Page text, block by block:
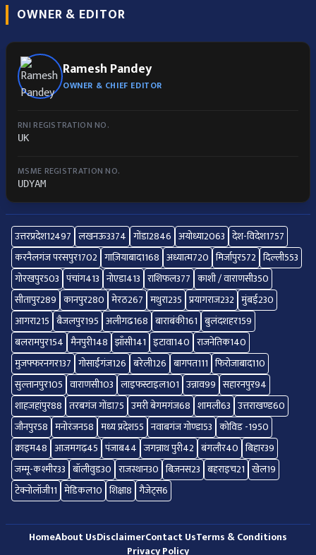
OWNER & EDITOR
Ramesh Pandey
OWNER & CHIEF EDITOR
RNI REGISTRATION NO.
UK
MSME REGISTRATION NO.
UDYAM
उत्तरप्रदेश12497 लखनऊ3374 गोंडा2846 अयोध्या2063 देश-विदेश1757
करनैलगंज परसपुर1702 गाज़ियाबाद1168 अध्यात्म720 मिर्जापुर572 दिल्ली553
गोरखपुर503 पंचांग413 नोएडा413 राशिफल377 काशी / वाराणसी350
सीतापुर289 कानपुर280 मेरठ267 मथुरा235 प्रयागराज232 मुंबई230
आगरा215 बैजलपुर195 अलीगढ168 बाराबंकी161 बुलंदशहर159
बलरामपुर154 मैनपुरी148 झाँसी141 इटावा140 राजनेतिक140
मुजफ्फरनगर137 गोसाईंगंज126 बरेली126 बागपत111 फिरोजाबाद110
सुल्तानपुर105 वाराणसी103 लाइफस्टाइल101 उन्नाव99 सहारनपुर94
शाहजहांपुर88 तरबगंज गोंडा75 उमरी बेगमगंज68 शामली63 उत्तराखण्ड60
जौनपुर58 मनोरंजन58 मध्य प्रदेश55 नवाबगंज गोण्डा53 कोविड -1950
क्राइम48 आजमगढ़45 पंजाब44 जगन्नाथ पुरी42 बंगलौर40 बिहार39
जम्मू-कश्मीर33 बॉलीवुड30 राजस्थान30 बिज़नस23 बहराइच21 खेल19
टेक्नोलॉजी11 मेडिकल10 शिक्षा8 गैजेट्स6
HomeAbout UsDisclaimerContact UsTerms & Conditions
Privacy Policy